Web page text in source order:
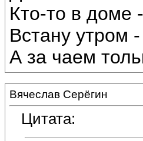
Кто-то в доме
Встану утром
А за чаем
Вячеслав Серёгин
Цитата: